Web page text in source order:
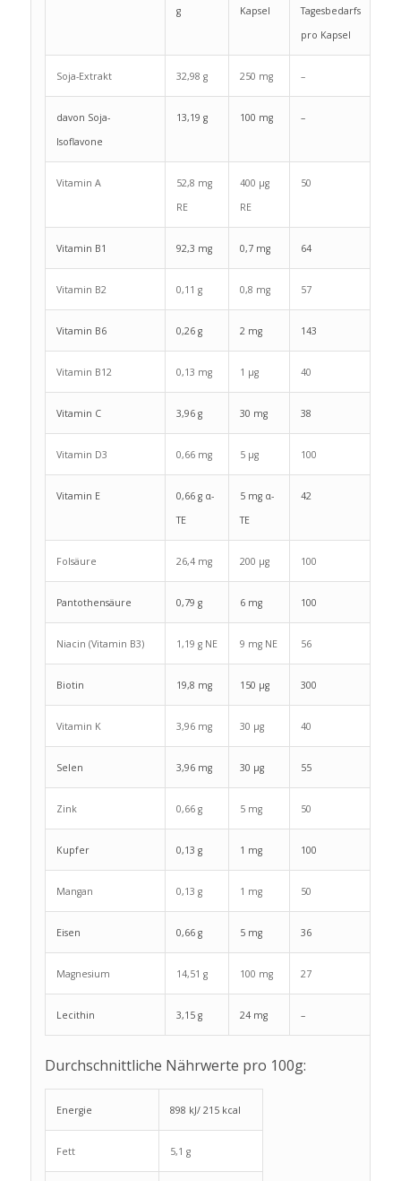
g Kapsel
Tagesbedarfs
pro Kapsel
Soja-Extrakt 32,98 g 250 mg –
davon Soja-
Isoflavone
13,19 g 100 mg –
Vitamin A
52,8 mg
RE
400 μg
RE
50
Vitamin B1 92,3 mg 0,7 mg 64
Vitamin B2 0,11 g 0,8 mg 57
Vitamin B6 0,26 g 2 mg 143
Vitamin B12 0,13 mg 1 μg 40
Vitamin C 3,96 g 30 mg 38
Vitamin D3 0,66 mg 5 μg 100
Vitamin E
0,66 g α-
TE
5 mg α-
TE
42
Folsäure 26,4 mg 200 μg 100
Pantothensäure 0,79 g 6 mg 100
Niacin (Vitamin B3) 1,19 g NE 9 mg NE 56
Biotin 19,8 mg 150 μg 300
Vitamin K 3,96 mg 30 μg 40
Selen 3,96 mg 30 μg 55
Zink 0,66 g 5 mg 50
Kupfer 0,13 g 1 mg 100
Mangan 0,13 g 1 mg 50
Eisen 0,66 g 5 mg 36
Magnesium 14,51 g 100 mg 27
Lecithin 3,15 g 24 mg –
Durchschnittliche Nährwerte pro 100g:
Energie 898 kJ/ 215 kcal
Fett 5,1 g